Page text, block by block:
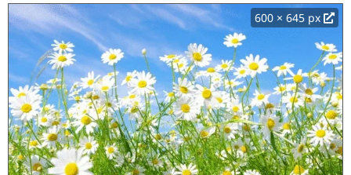
600 × 645 px